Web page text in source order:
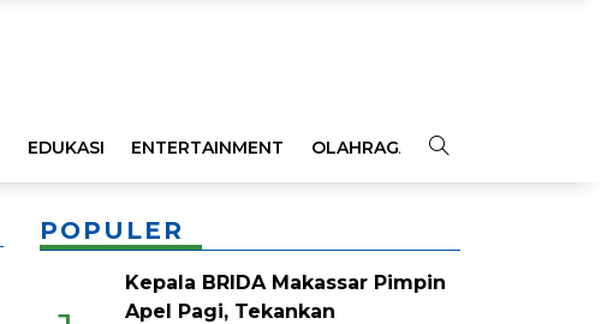
EDUKASI ENTERTAINMENT OLAHRAGA OPINI
POPULER
Kepala BRIDA Makassar Pimpin
Apel Pagi, Tekankan